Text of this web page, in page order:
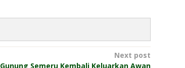
Next post
Gunung Semeru Kembali Keluarkan Awan